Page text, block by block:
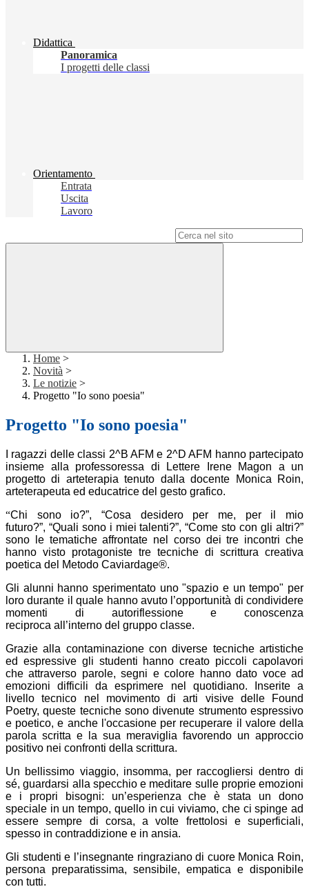
Didattica
Panoramica
I progetti delle classi
Orientamento
Entrata
Uscita
Lavoro
Home >
Novità >
Le notizie >
Progetto "Io sono poesia"
Progetto "Io sono poesia"
I ragazzi delle classi 2^B AFM e 2^D AFM hanno partecipato
insieme alla professoressa di Lettere Irene Magon a un
progetto di arteterapia tenuto dalla docente Monica Roin,
arteterapeuta ed educatrice del gesto grafico.
“Chi sono io?”, “Cosa desidero per me, per il mio
futuro?”, “Quali sono i miei talenti?”, “Come sto con gli altri?”
sono le tematiche affrontate nel corso dei tre incontri che
hanno visto protagoniste tre tecniche di scrittura creativa
poetica del Metodo Caviardage®.
Gli alunni hanno sperimentato uno "spazio e un tempo" per
loro durante il quale hanno avuto l’opportunità di condividere
momenti di autoriflessione e conoscenza
reciproca all’interno del gruppo classe.
Grazie alla contaminazione con diverse tecniche artistiche
ed espressive gli studenti hanno creato piccoli capolavori
che attraverso parole, segni e colore hanno dato voce ad
emozioni difficili da esprimere nel quotidiano. Inserite a
livello tecnico nel movimento di arti visive delle Found
Poetry, queste tecniche sono divenute strumento espressivo
e poetico, e anche l'occasione per recuperare il valore della
parola scritta e la sua meraviglia favorendo un approccio
positivo nei confronti della scrittura.
Un bellissimo viaggio, insomma, per raccogliersi dentro di
sé, guardarsi alla specchio e meditare sulle proprie emozioni
e i propri bisogni: un’esperienza che è stata un dono
speciale in un tempo, quello in cui viviamo, che ci spinge ad
essere sempre di corsa, a volte frettolosi e superficiali,
spesso in contraddizione e in ansia.
Gli studenti e l’insegnante ringraziano di cuore Monica Roin,
persona preparatissima, sensibile, empatica e disponibile
con tutti.